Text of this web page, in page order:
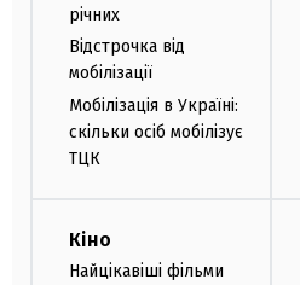
річних
Відстрочка від
мобілізації
Мобілізація в Україні:
скільки осіб мобілізує
ТЦК
Кіно
Найцікавіші фільми